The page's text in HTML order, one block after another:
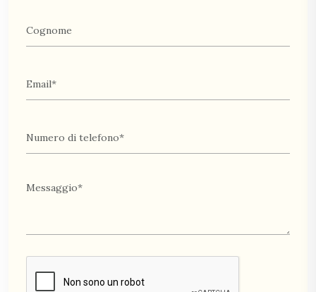
destinazioni legate all’Egitto sono disponibili presso la
nostra organizzazione. Di conseguenza, hai la
pacchetto o richiedere viaggi personalizzati. La nostra
rendere realtà la tua vacanza ideale. Una grande
vacanza ruota attorno alla creazione di ricordi
coinvolgere i nostri potenziali clienti in un’avventura
nella nostra civiltà dei faraoni egiziani sia
indimenticabile.